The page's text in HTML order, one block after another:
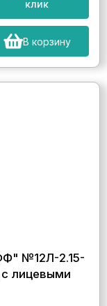
клик
В корзину
№12Л-2.15-
лицевыми